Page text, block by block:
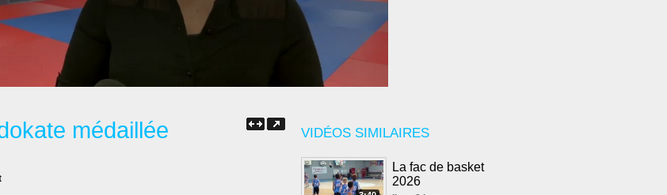
VIDÉOS SIMILAIRES
La fac de basket
2026
médaillée